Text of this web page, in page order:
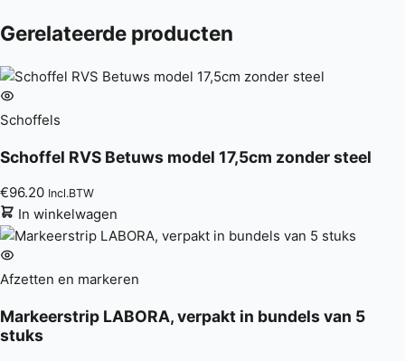
Gerelateerde producten
Schoffels
Schoffel RVS Betuws model 17,5cm zonder steel
€96.20 Incl.BTW
In winkelwagen
Afzetten en markeren
Markeerstrip LABORA, verpakt in bundels van 5
stuks